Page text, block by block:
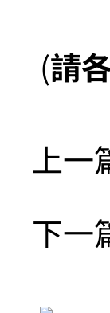
(請
上一
下一